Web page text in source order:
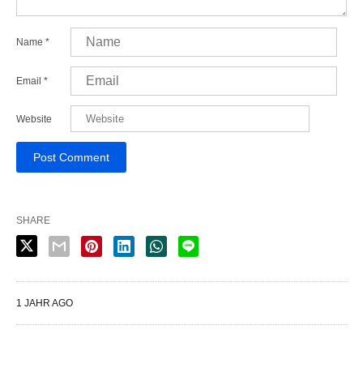
Name *
Email *
Website
SHARE
1 JAHR AGO